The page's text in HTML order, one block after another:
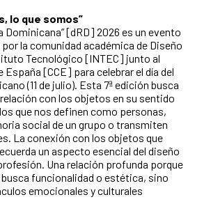
lo que somos”
Dominicana” [dRD] 2026 es un evento
la comunidad académica de Diseño
Tecnológico [INTEC] junto al
España [CCE] para celebrar el día del
(11 de julio). Esta 7ª edición busca
con los objetos en su sentido
que nos definen como personas,
social de un grupo o transmiten
La conexión con los objetos que
un aspecto esencial del diseño
Una relación profunda porque
funcionalidad o estética, sino
emocionales y culturales